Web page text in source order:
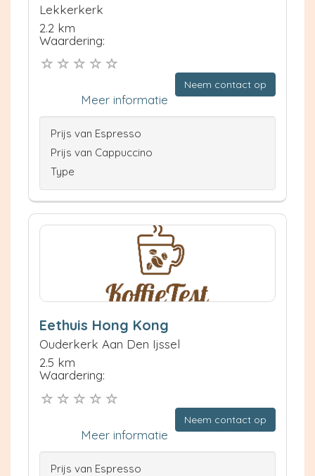
Lekkerkerk
2.2 km
Waardering:
Neem contact op
Meer informatie
Prijs van Espresso
Prijs van Cappuccino
Type
Eethuis Hong Kong
Ouderkerk Aan Den Ijssel
2.5 km
Waardering:
Neem contact op
Meer informatie
Prijs van Espresso